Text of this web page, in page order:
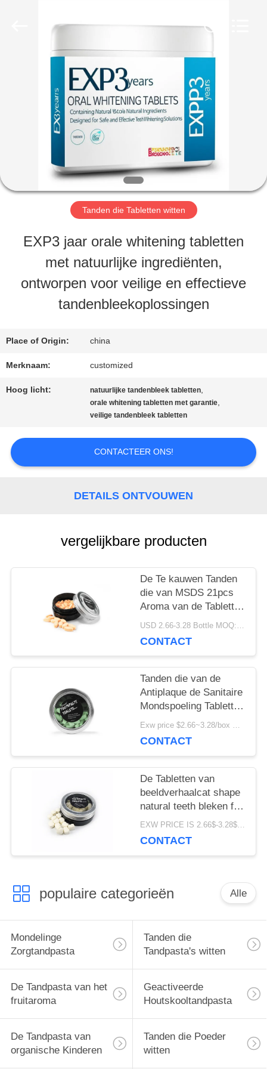
PRODUCTEN
ONGEVEER
FABRIEKSREIS
KWALITEITSCONTROLE
OM
EEN
SITEMAP
Tanden die Tabletten witten
EXP3 jaar orale whitening tabletten
met natuurlijke ingrediënten,
ontworpen voor veilige en effectieve
tandenbleekoplossingen
Place of Origin: china
Merknaam: customized
Hoog licht: natuurlijke tandenbleek tabletten,
orale whitening tabletten met garantie,
veilige tandenbleek tabletten
CONTACTEER ONS!
DETAILS ONTVOUWEN
vergelijkbare producten
De Te kauwen Tanden
die van MSDS 21pcs
Aroma van de Tabletten
het Chemisch
witten
USD 2.66-3.28 Bottle MOQ:150 Flessen
CONTACT
Tanden die van de
Antiplaque de Sanitaire
Mondspoeling Tabletten
Zonder binnenband
Exw price $2.66~3.28/box MOQ:5000 Dozen
CONTACT
De Tabletten van
beeldverhaalcat shape
natural teeth bleken fris
worden het Pakket vanEXW PRICE IS 2.66$-3.28$/BOTTLE MOQ:de doos van 60pcs *100
CONTACT
populaire categorieën Alle
Mondelinge
Zorgtandpasta
Tanden die
Tandpasta's witten
De Tandpasta van het
fruitaroma
Geactiveerde
Houtskooltandpasta
De Tandpasta van
organische Kinderen
Tanden die Poeder
witten